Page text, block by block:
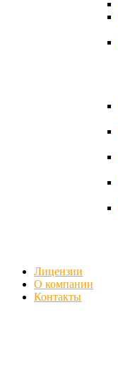
Лицензии
О компании
Контакты